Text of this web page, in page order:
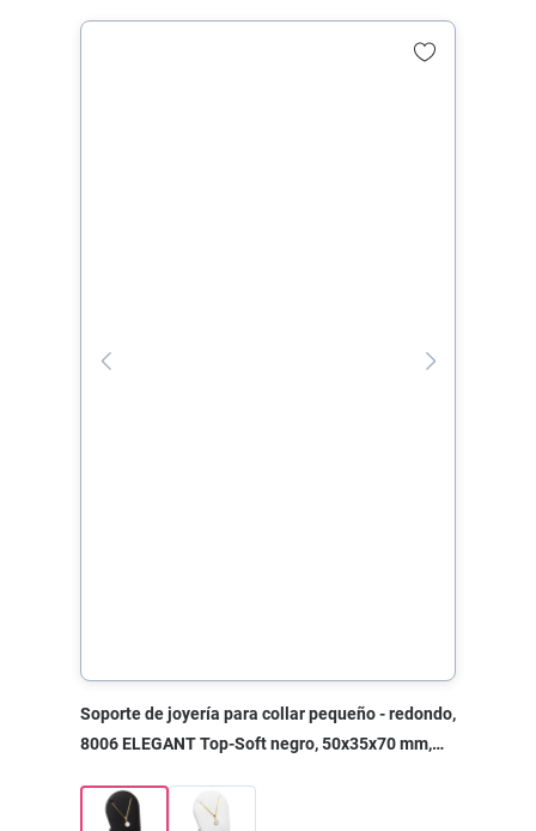
Soporte de joyería para collar pequeño - redondo,
8006 ELEGANT Top-Soft negro, 50x35x70 mm,